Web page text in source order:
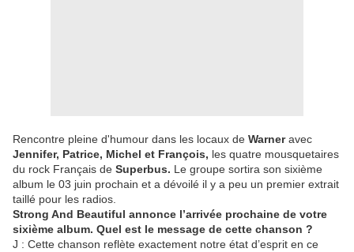
Rencontre pleine d'humour dans les locaux de Warneravec
Jennifer, Patrice, Michel et François, les quatre mousquetaires
du rock Français de Superbus. Le groupe sortira son sixième
album le 03 juin prochain et a dévoilé il y a peu un premier extrait
taillé pour les radios.
Strong And Beautiful annonce l’arrivée prochaine de votre
sixième album. Quel est le message de cette chanson ?
J : Cette chanson reflète exactement notre état d’esprit en ce